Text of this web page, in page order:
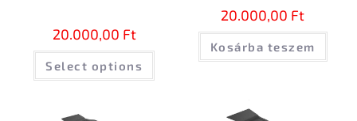
20.000,00 Ft
Select options
20.000,00 Ft
Kosárba teszem